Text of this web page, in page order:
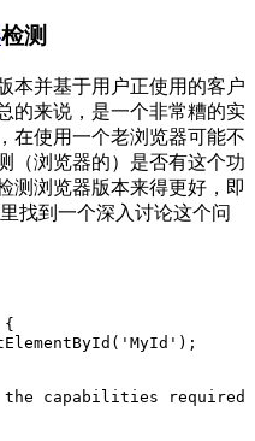
检测
并基于用户正使用的客户
的来说，是一个非常糟的实
在使用一个老浏览器可能不
（浏览器的）是否有这个功
测浏览器版本来得更好，即
找到一个深入讨论这个问
{
' MyId ' );
the capabilities